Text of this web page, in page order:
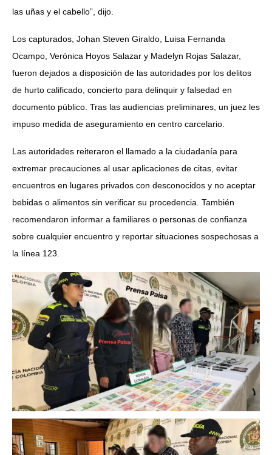
las uñas y el cabello”, dijo.
Los capturados, Johan Steven Giraldo, Luisa Fernanda
Ocampo, Verónica Hoyos Salazar y Madelyn Rojas Salazar,
fueron dejados a disposición de las autoridades por los delitos
de hurto calificado, concierto para delinquir y falsedad en
documento público. Tras las audiencias preliminares, un juez les
impuso medida de aseguramiento en centro carcelario.
Las autoridades reiteraron el llamado a la ciudadanía para
extremar precauciones al usar aplicaciones de citas, evitar
encuentros en lugares privados con desconocidos y no aceptar
bebidas o alimentos sin verificar su procedencia. También
recomendaron informar a familiares o personas de confianza
sobre cualquier encuentro y reportar situaciones sospechosas a
la línea 123.